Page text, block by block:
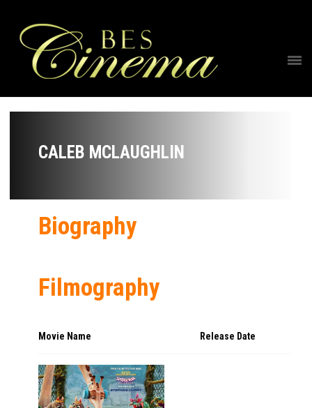
CALEB MCLAUGHLIN
Biography
Filmography
Movie Name Release Date